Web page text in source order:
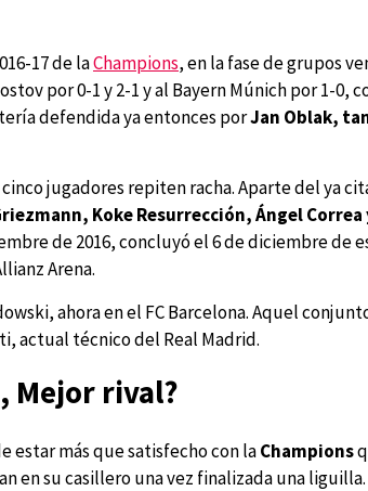
17 de laChampions, en la fase de grupos
por 0-1 y 2-1 y al Bayern Múnich por 1-0,
defendida ya entonces porJan Oblak,
jugadores repiten racha. Aparte del ya
Koke Resurrección, Ángel Correa
de 2016, concluyó el 6 de diciembre de
Arena.
ahora en el FC Barcelona. Aquel
actual técnico del Real Madrid.
Mejor rival?
estar más que satisfecho con laChampions
en su casillero una vez finalizada una